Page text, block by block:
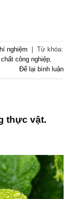
nghiệm
Từ khóa:
chất công nghiệp,
Để lại bình luận
thực vật.